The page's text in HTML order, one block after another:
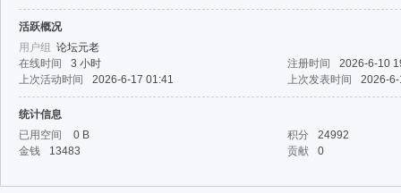
活跃概况
用户组 论坛元老
在线时间
3 小时 注册时间
2026-6-10
上次活动时间
2026-6-17 01:41 上次发表时间 2026-
统计信息
已用空间
0 B 积分
24992
金钱
13483 贡献 0